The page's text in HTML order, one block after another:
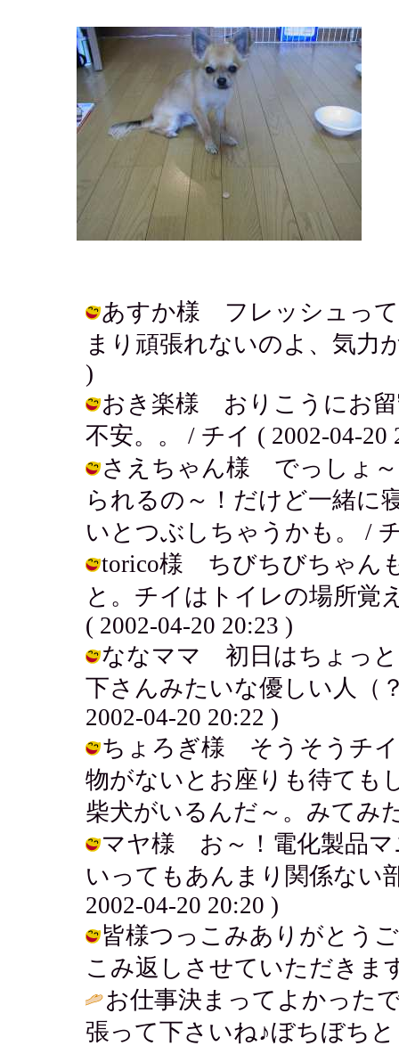
あすか様 フレッシュっ
まり頑張れないのよ、気力
)
おき楽様 おりこうにお留
不安。。 / チイ ( 2002-04-20
さえちゃん様 でっしょ
られるの～！だけど一緒に
いとつぶしちゃうかも。 /
torico様 ちびちびちゃん
と。チイはトイレの場所覚
( 2002-04-20 20:23 )
ななママ 初日はちょっと
下さんみたいな優しい人（
2002-04-20 20:22 )
ちょろぎ様 そうそうチイ
物がないとお座りも待ても
柴犬がいるんだ～。みてみ
マヤ様 お～！電化製品マ
いってもあんまり関係ない
2002-04-20 20:20 )
皆様つっこみありがとう
こみ返しさせていただきま
お仕事決まってよかった
張って下さいね♪ぼちぼち